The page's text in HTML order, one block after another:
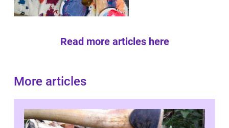
Read more articles here
More articles